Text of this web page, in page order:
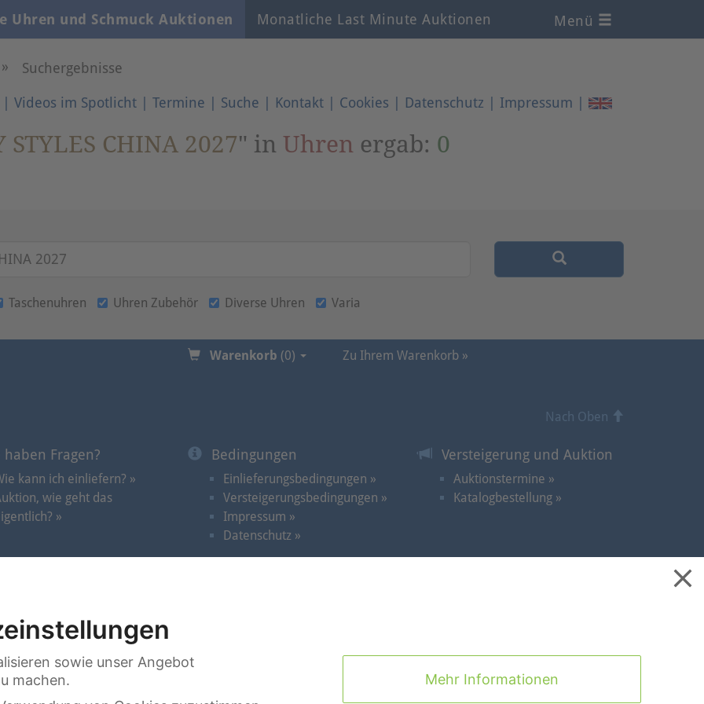
Uhren und Schmuck Auktionen Monatliche Last Minute Auktionen Menü
» Suchergebnisse
| Videos im Spotlicht | Termine | Suche | Kontakt | Cookies | Datenschutz | Impressum |
STYLES CHINA 2027" in Uhren ergab: 0
Taschenuhren Uhren Zubehör Diverse Uhren Varia
Warenkorb (0) Zu Ihrem Warenkorb »
Nach Oben
haben Fragen?
kann ich einliefern? »
wie geht das
»
Bedingungen
Einlieferungsbedingungen »
Versteigerungsbedingungen »
Impressum »
Datenschutz »
Versteigerung und Auktion
Auktionstermine »
Katalogbestellung »
Nach Oben
sowie unser Angebot
machen.
Mehr Informationen